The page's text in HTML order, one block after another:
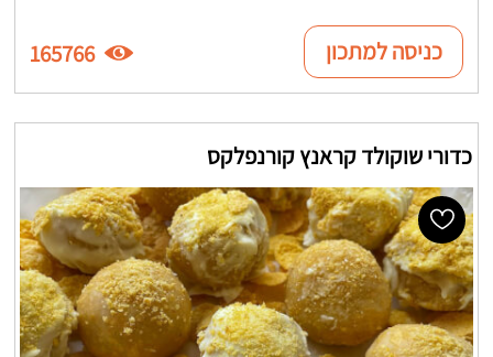
כניסה למתכון 165766
כדורי שוקולד קראנץ קורנפלקס